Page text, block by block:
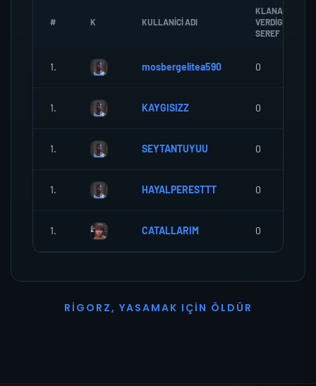
# K KULLANICI ADI
KLANA
VERDIGI
SEREF
1. mosbergelitea590 0
1. KAYGISIZZ 0
1. SEYTANTUYUU 0
1. HAYALPERESTTT 0
1. CATALLARIM 0
R I G O R Z, YASAMAK I ÇI N Ö L D Ü R